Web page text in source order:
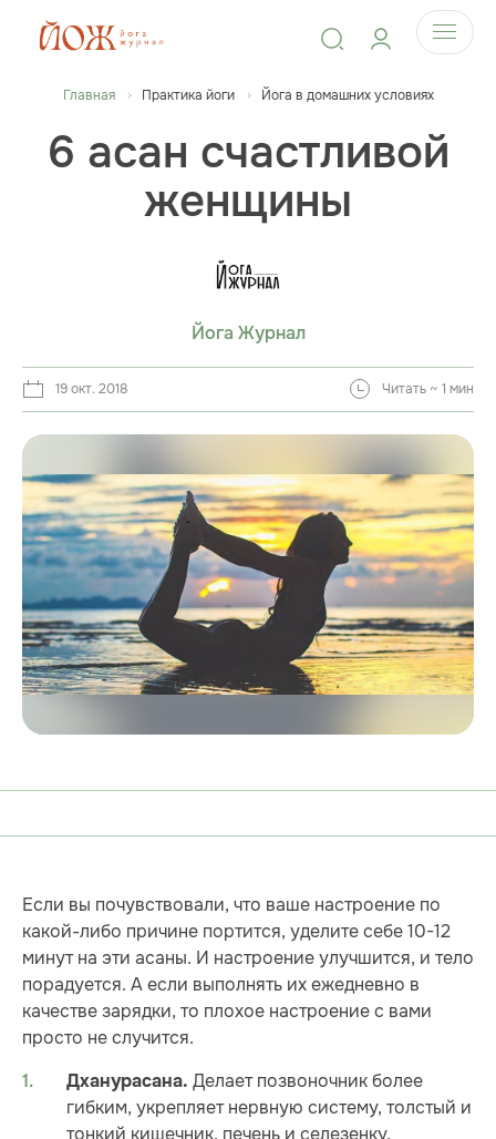
Главная Практика йоги Йога в домашних условиях
6 асан счастливой
женщины
Йога Журнал
19 окт. 2018 Читать ~ 1 мин
Если вы почувствовали, что ваше настроение по
какой-либо причине портится, уделите себе 10-12
минут на эти асаны. И настроение улучшится, и тело
порадуется. А если выполнять их ежедневно в
качестве зарядки, то плохое настроение с вами
просто не случится.
Дханурасана. Делает позвоночник более
гибким, укрепляет нервную систему, толстый и
тонкий кишечник, печень и селезенку,